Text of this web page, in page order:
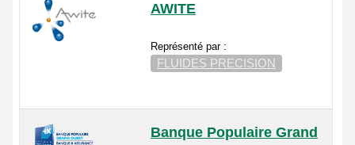
AWITE
Représenté par :
FLUIDES PRECISION
Banque Populaire Grand